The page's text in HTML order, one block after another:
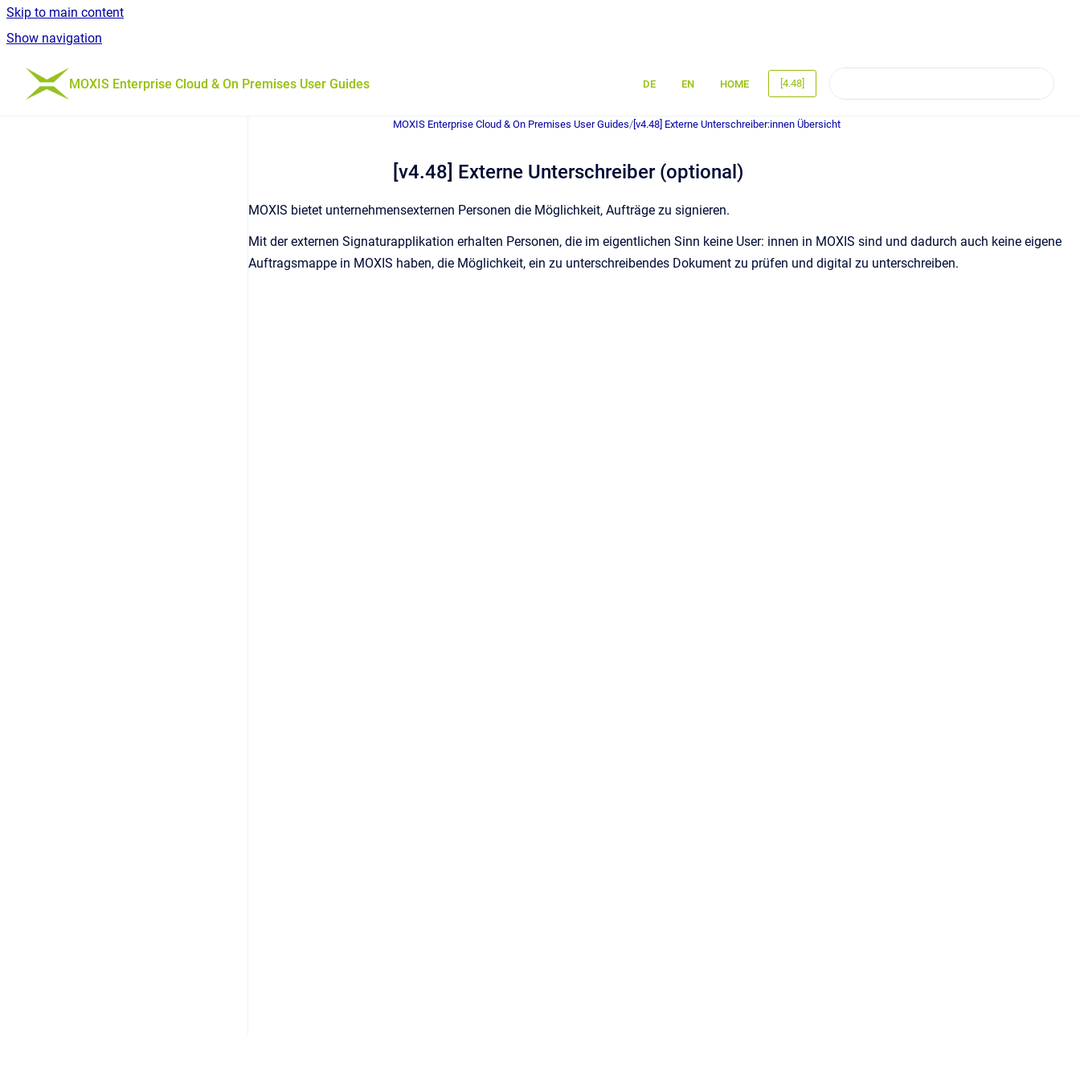
Skip to main content
Show navigation
Go to homepage
MOXIS Enterprise Cloud & On Premises User Guides DE EN HOME [4.48]
MOXIS Enterprise Cloud & On Premises User Guides/ [v4.48] Externe Unterschreiber:innen Übersicht
[v4.48] Externe Unterschreiber (optional)
MOXIS bietet unternehmensexternen Personen die Möglichkeit, Aufträge zu signieren.
Mit der externen Signaturapplikation erhalten Personen, die im eigentlichen Sinn keine User: innen in MOXIS sind und dadurch auch keine eigene
Auftragsmappe in MOXIS haben, die Möglichkeit, ein zu unterschreibendes Dokument zu prüfen und digital zu unterschreiben.